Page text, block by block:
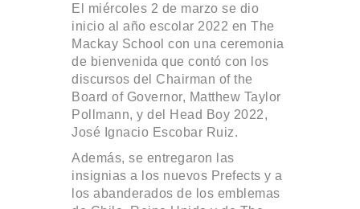
El miércoles 2 de marzo se dio
inicio al año escolar 2022 en The
Mackay School con una ceremonia
de bienvenida que contó con los
discursos del Chairman of the
Board of Governor, Matthew Taylor
Pollmann, y del Head Boy 2022,
José Ignacio Escobar Ruiz.
Además, se entregaron las
insignias a los nuevos Prefects y a
los abanderados de los emblemas